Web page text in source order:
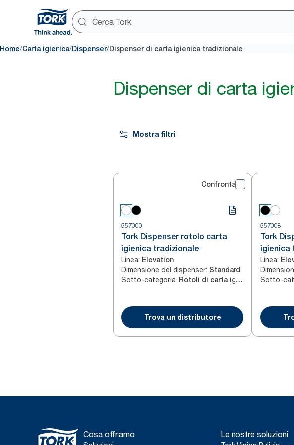
Home/Carta igienica/Dispenser/Dispenser di carta igienica tradizionale
Dispenser di carta
Mostra filtri
Confronta
557000
Tork Dispenser rotolo carta
igienica tradizionale
Linea: Elevation
Dimensione del dispenser: Standard
Sotto-categoria: Rotoli di carta igienica convenzionali
Trova un distributore
557008
Tork
igienica
Linea:
Sotto-
Cosa offriamo Le nostre soluzioni